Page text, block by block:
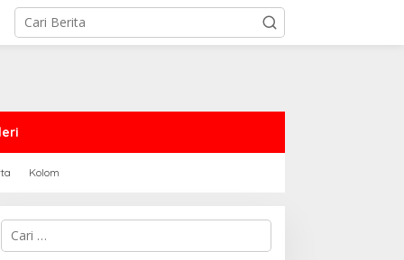
Kolom
Cari
untuk: